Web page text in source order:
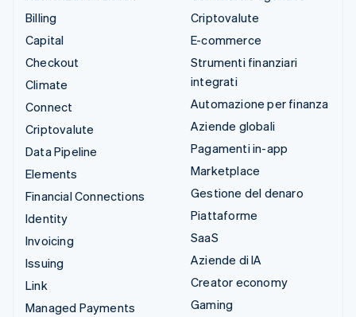
Billing
Capital
Checkout
Climate
Connect
Criptovalute
Data Pipeline
Elements
Financial Connections
Identity
Invoicing
Issuing
Link
Managed Payments
Criptovalute
E-commerce
Strumenti finanziari
integrati
Automazione per finanza
Aziende globali
Pagamenti in-app
Marketplace
Gestione del denaro
Piattaforme
SaaS
Aziende di IA
Creator economy
Gaming